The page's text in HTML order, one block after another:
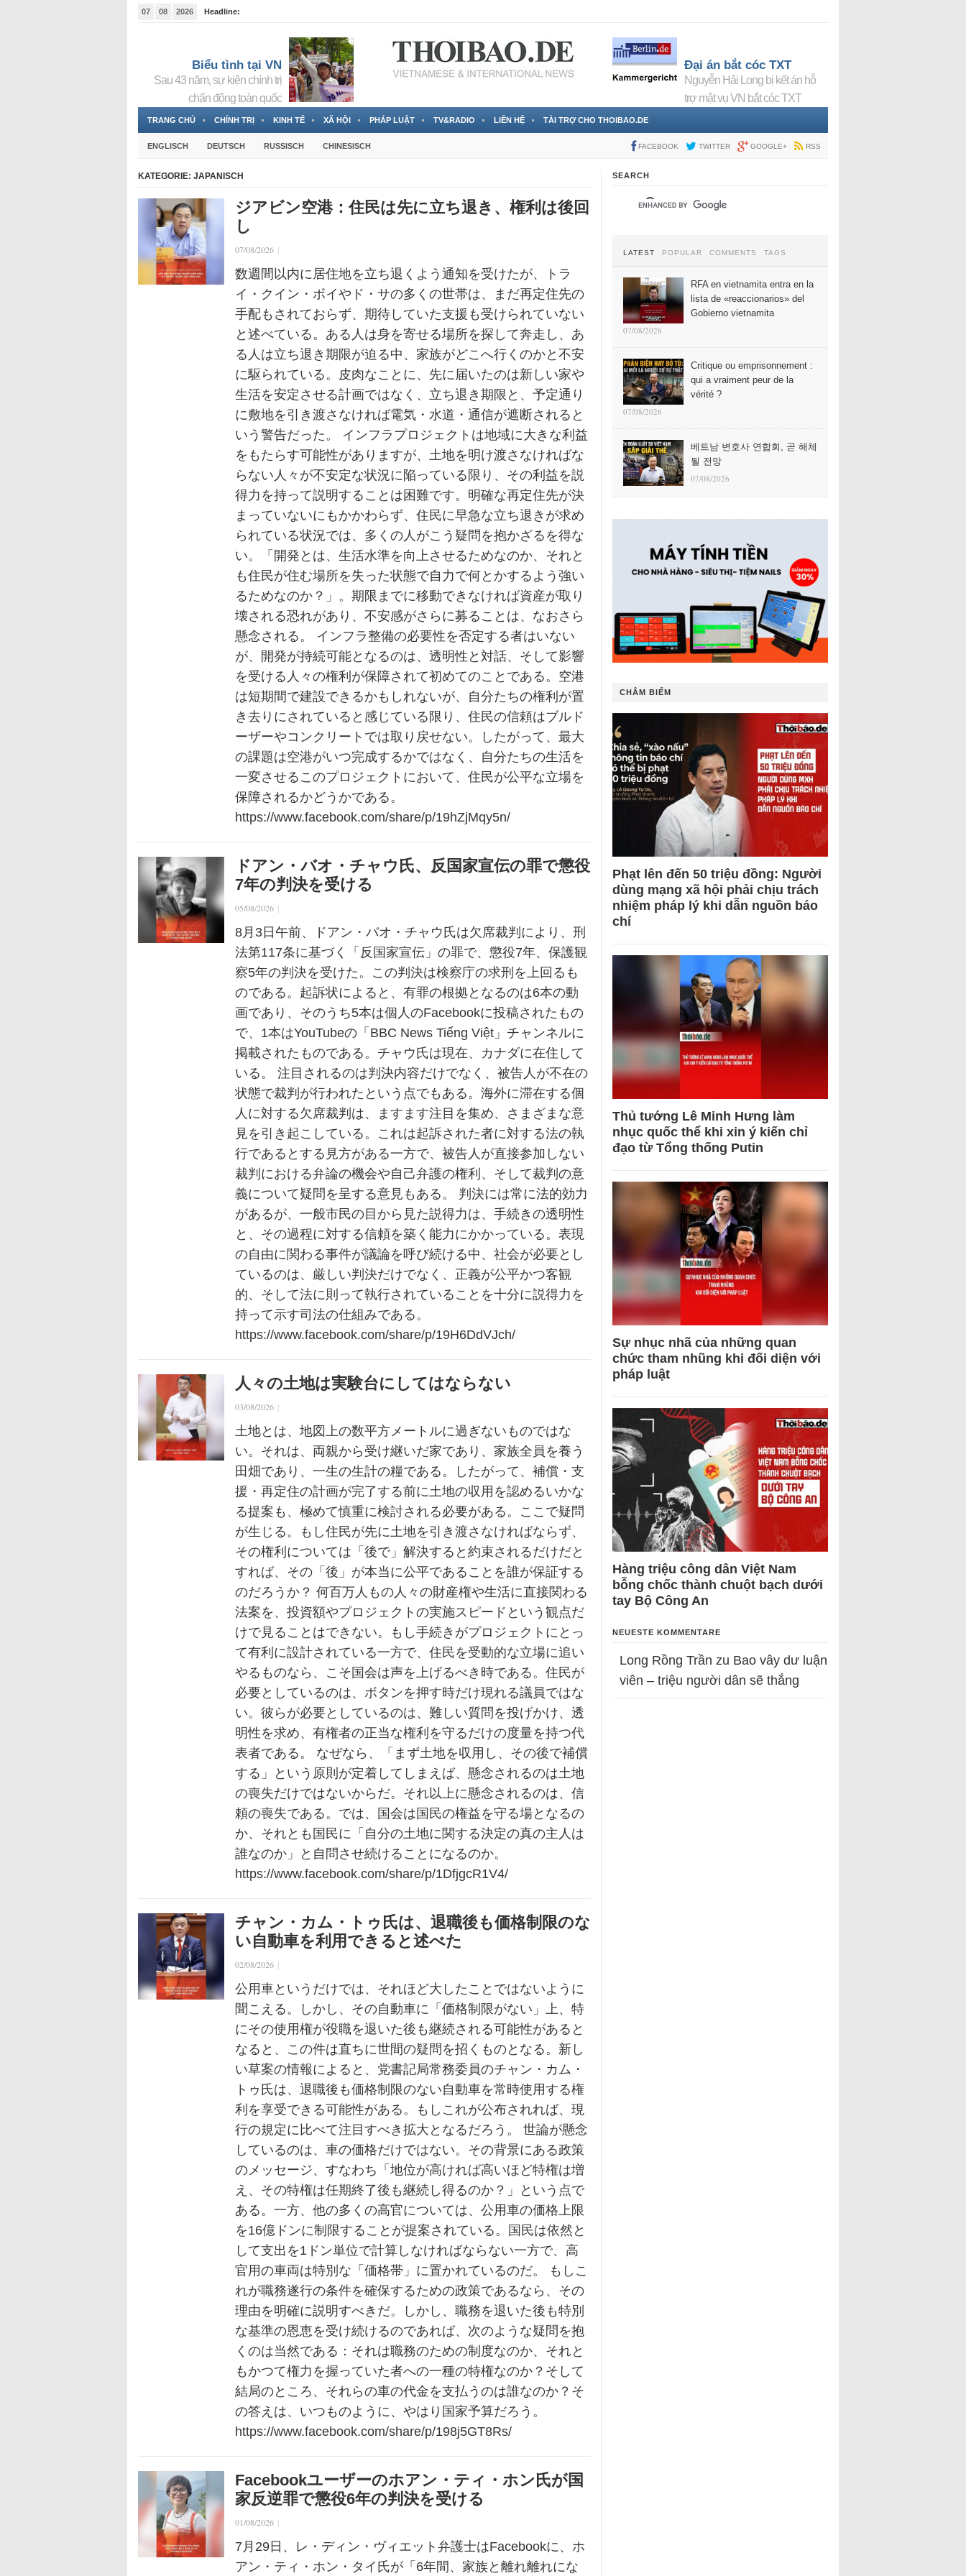
07 08 2026
Headline:
Biểu tình tại VN
Sau 43 năm, sự kiện chính trị
chấn động toàn quốc
Đại án bắt cóc TXT
Nguyễn Hải Long bị kết án hỗ
trợ mật vụ VN bắt cóc TXT
TRANG CHỦ CHÍNH TRỊ KINH TẾ XÃ HỘI PHÁP LUẬT TV&RADIO LIÊN HỆ TÀI TRỢ CHO THOIBAO.DE
ENGLISCH DEUTSCH RUSSISCH CHINESISCH FACEBOOK TWITTER GOOGLE+ RSS
KATEGORIE: JAPANISCH
ジアビン空港：住民は先に立ち退き、権利は後回
し
07/08/2026 |
数週間以内に居住地を立ち退くよう通知を受けたが、トラ
イ・クイン・ボイやド・サの多くの世帯は、まだ再定住先の
手配もされておらず、期待していた支援も受けられていない
と述べている。ある人は身を寄せる場所を探して奔走し、あ
る人は立ち退き期限が迫る中、家族がどこへ行くのかと不安
に駆られている。皮肉なことに、先に届いたのは新しい家や
生活を安定させる計画ではなく、立ち退き期限と、予定通り
に敷地を引き渡さなければ電気・水道・通信が遮断されると
いう警告だった。 インフラプロジェクトは地域に大きな利益
をもたらす可能性がありますが、土地を明け渡さなければな
らない人々が不安定な状況に陥っている限り、その利益を説
得力を持って説明することは困難です。明確な再定住先が決
まっていないにもかかわらず、住民に早急な立ち退きが求め
られている状況では、多くの人がこう疑問を抱かざるを得な
い。「開発とは、生活水準を向上させるためなのか、それと
も住民が住む場所を失った状態で自力で何とかするよう強い
るためなのか？」。期限までに移動できなければ資産が取り
壊される恐れがあり、不安感がさらに募ることは、なおさら
懸念される。 インフラ整備の必要性を否定する者はいない
が、開発が持続可能となるのは、透明性と対話、そして影響
を受ける人々の権利が保障されて初めてのことである。空港
は短期間で建設できるかもしれないが、自分たちの権利が置
き去りにされていると感じている限り、住民の信頼はブルド
ーザーやコンクリートでは取り戻せない。したがって、最大
の課題は空港がいつ完成するかではなく、自分たちの生活を
一変させるこのプロジェクトにおいて、住民が公平な立場を
保障されるかどうかである。
https://www.facebook.com/share/p/19hZjMqy5n/
ドアン・バオ・チャウ氏、反国家宣伝の罪で懲役
7年の判決を受ける
05/08/2026 |
8月3日午前、ドアン・バオ・チャウ氏は欠席裁判により、刑
法第117条に基づく「反国家宣伝」の罪で、懲役7年、保護観
察5年の判決を受けた。この判決は検察庁の求刑を上回るも
のである。起訴状によると、有罪の根拠となるのは6本の動
画であり、そのうち5本は個人のFacebookに投稿されたもの
で、1本はYouTubeの「BBC News Tiếng Việt」チャンネルに
掲載されたものである。チャウ氏は現在、カナダに在住して
いる。 注目されるのは判決内容だけでなく、被告人が不在の
状態で裁判が行われたという点でもある。海外に滞在する個
人に対する欠席裁判は、ますます注目を集め、さまざまな意
見を引き起こしている。これは起訴された者に対する法の執
行であるとする見方がある一方で、被告人が直接参加しない
裁判における弁論の機会や自己弁護の権利、そして裁判の意
義について疑問を呈する意見もある。 判決には常に法的効力
があるが、一般市民の目から見た説得力は、手続きの透明性
と、その過程に対する信頼を築く能力にかかっている。表現
の自由に関わる事件が議論を呼び続ける中、社会が必要とし
ているのは、厳しい判決だけでなく、正義が公平かつ客観
的、そして法に則って執行されていることを十分に説得力を
持って示す司法の仕組みである。
https://www.facebook.com/share/p/19H6DdVJch/
人々の土地は実験台にしてはならない
03/08/2026 |
土地とは、地図上の数平方メートルに過ぎないものではな
い。それは、両親から受け継いだ家であり、家族全員を養う
田畑であり、一生の生計の糧である。したがって、補償・支
援・再定住の計画が完了する前に土地の収用を認めるいかな
る提案も、極めて慎重に検討される必要がある。ここで疑問
が生じる。もし住民が先に土地を引き渡さなければならず、
その権利については「後で」解決すると約束されるだけだと
すれば、その「後」が本当に公平であることを誰が保証する
のだろうか？ 何百万人もの人々の財産権や生活に直接関わる
法案を、投資額やプロジェクトの実施スピードという観点だ
けで見ることはできない。もし手続きがプロジェクトにとっ
て有利に設計されている一方で、住民を受動的な立場に追い
やるものなら、こそ国会は声を上げるべき時である。住民が
必要としているのは、ボタンを押す時だけ現れる議員ではな
い。彼らが必要としているのは、難しい質問を投げかけ、透
明性を求め、有権者の正当な権利を守るだけの度量を持つ代
表者である。 なぜなら、「まず土地を収用し、その後で補償
する」という原則が定着してしまえば、懸念されるのは土地
の喪失だけではないからだ。それ以上に懸念されるのは、信
頼の喪失である。では、国会は国民の権益を守る場となるの
か、それとも国民に「自分の土地に関する決定の真の主人は
誰なのか」と自問させ続けることになるのか。
https://www.facebook.com/share/p/1DfjgcR1V4/
チャン・カム・トゥ氏は、退職後も価格制限のな
い自動車を利用できると述べた
02/08/2026 |
公用車というだけでは、それほど大したことではないように
聞こえる。しかし、その自動車に「価格制限がない」上、特
にその使用権が役職を退いた後も継続される可能性があると
なると、この件は直ちに世間の疑問を招くものとなる。新し
い草案の情報によると、党書記局常務委員のチャン・カム・
トゥ氏は、退職後も価格制限のない自動車を常時使用する権
利を享受できる可能性がある。もしこれが公布されれば、現
行の規定に比べて注目すべき拡大となるだろう。 世論が懸念
しているのは、車の価格だけではない。その背景にある政策
のメッセージ、すなわち「地位が高ければ高いほど特権は増
え、その特権は任期終了後も継続し得るのか？」という点で
ある。一方、他の多くの高官については、公用車の価格上限
を16億ドンに制限することが提案されている。国民は依然と
して支出を1ドン単位で計算しなければならない一方で、高
官用の車両は特別な「価格帯」に置かれているのだ。 もしこ
れが職務遂行の条件を確保するための政策であるなら、その
理由を明確に説明すべきだ。しかし、職務を退いた後も特別
な基準の恩恵を受け続けるのであれば、次のような疑問を抱
くのは当然である：それは職務のための制度なのか、それと
もかつて権力を握っていた者への一種の特権なのか？そして
結局のところ、それらの車の代金を支払うのは誰なのか？そ
の答えは、いつものように、やはり国家予算だろう。
https://www.facebook.com/share/p/198j5GT8Rs/
Facebookユーザーのホアン・ティ・ホン氏が国
家反逆罪で懲役6年の判決を受ける
01/08/2026 |
7月29日、レ・ディン・ヴィエット弁護士はFacebookに、ホ
アン・ティ・ホン・タイ氏が「6年間、家族と離れ離れにな
SEARCH
LATEST POPULAR COMMENTS TAGS
RFA en vietnamita entra en la
lista de «reaccionarios» del
Gobierno vietnamita
07/08/2026
Critique ou emprisonnement :
qui a vraiment peur de la
vérité ?
07/08/2026
베트남 변호사 연합회, 곧 해체
될 전망
07/08/2026
CHÂM BIẾM
Phạt lên đến 50 triệu đồng: Người
dùng mạng xã hội phải chịu trách
nhiệm pháp lý khi dẫn nguồn báo
chí
Thủ tướng Lê Minh Hưng làm
nhục quốc thể khi xin ý kiến chỉ
đạo từ Tổng thống Putin
Sự nhục nhã của những quan
chức tham nhũng khi đối diện với
pháp luật
Hàng triệu công dân Việt Nam
bỗng chốc thành chuột bạch dưới
tay Bộ Công An
NEUESTE KOMMENTARE
Long Rồng Trần zu Bao vây dư luận
viên – triệu người dân sẽ thắng